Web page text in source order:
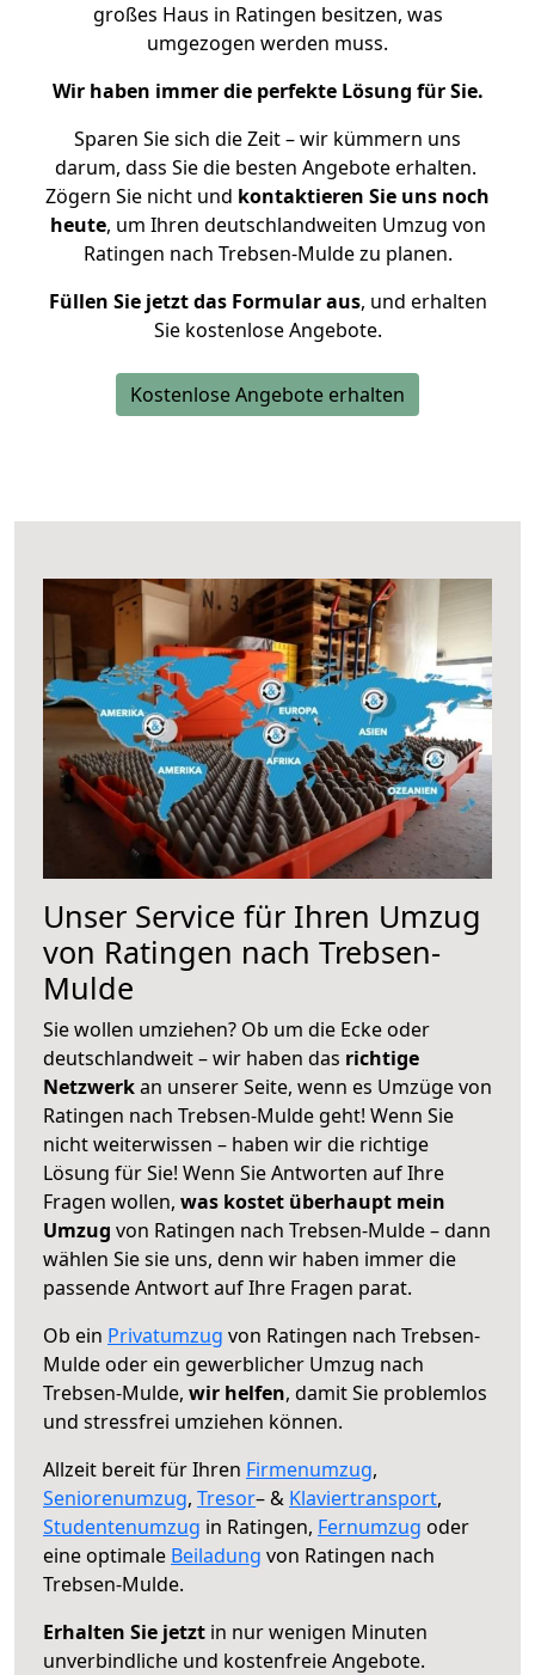
großes Haus in Ratingen besitzen, was
umgezogen werden muss.
Wir haben immer die perfekte Lösung für Sie.
Sparen Sie sich die Zeit – wir kümmern uns
darum, dass Sie die besten Angebote erhalten.
Zögern Sie nicht und kontaktieren Sie uns noch
heute, um Ihren deutschlandweiten Umzug von
Ratingen nach Trebsen-Mulde zu planen.
Füllen Sie jetzt das Formular aus, und erhalten
Sie kostenlose Angebote.
Kostenlose Angebote erhalten
Unser Service für Ihren Umzug
von Ratingen nach Trebsen-
Mulde
Sie wollen umziehen? Ob um die Ecke oder
deutschlandweit – wir haben das richtige
Netzwerkan unserer Seite, wenn es Umzüge von
Ratingen nach Trebsen-Mulde geht! Wenn Sie
nicht weiterwissen – haben wir die richtige
Lösung für Sie! Wenn Sie Antworten auf Ihre
Fragen wollen, was kostet überhaupt mein
Umzug von Ratingen nach Trebsen-Mulde – dann
wählen Sie sie uns, denn wir haben immer die
passende Antwort auf Ihre Fragen parat.
Ob ein Privatumzug von Ratingen nach Trebsen-
Mulde oder ein gewerblicher Umzug nach
Trebsen-Mulde, wir helfen, damit Sie problemlos
und stressfrei umziehen können.
Allzeit bereit für Ihren Firmenumzug,
Seniorenumzug, Tresor– & Klaviertransport,
Studentenumzug in Ratingen, Fernumzug oder
eine optimale Beiladung von Ratingen nach
Trebsen-Mulde.
Erhalten Sie jetzt in nur wenigen Minuten
unverbindliche und kostenfreie Angebote.